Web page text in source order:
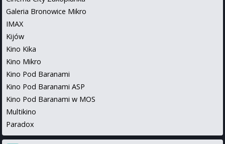
Galeria Bronowice Mikro
IMAX
Kijów
Kino Kika
Kino Mikro
Kino Pod Baranami
Kino Pod Baranami ASP
Kino Pod Baranami w MOS
Multikino
Paradox